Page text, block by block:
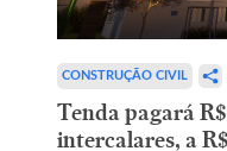
CONSTRUÇÃO CIVIL
Tenda pagará
intercalares, a